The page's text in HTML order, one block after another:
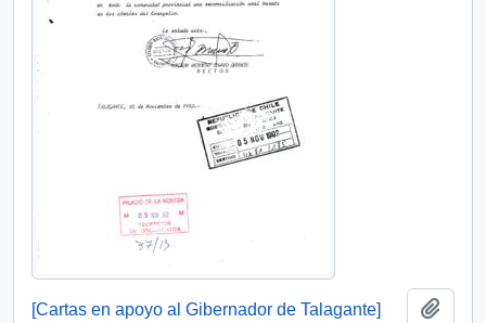
[Cartas en apoyo al Gibernador de Talagante]